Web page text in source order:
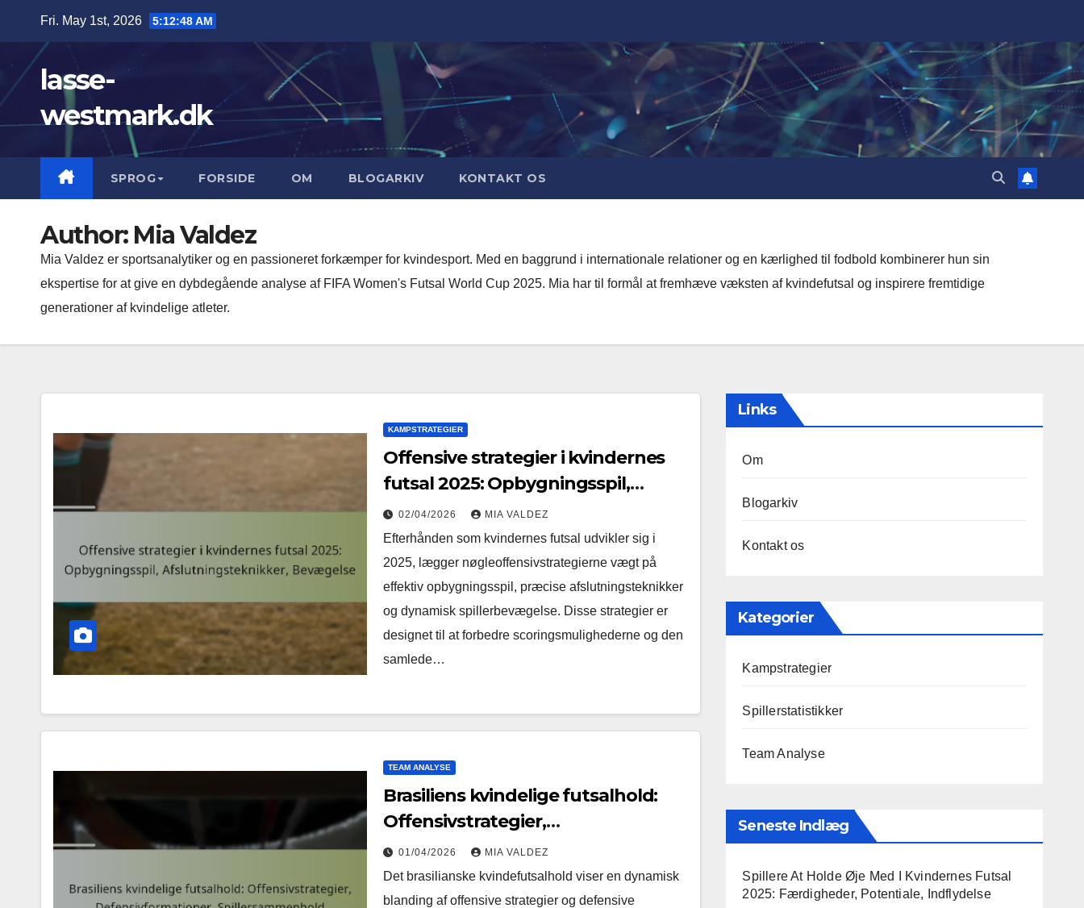
content
Fri. May 1st, 2026 5:12:50 AM
lasse-
westmark.dk
SPROG FORSIDE OM BLOGARKIV KONTAKT OS
Author: Mia Valdez
Mia Valdez er sportsanalytiker og en passioneret forkæmper for kvindesport. Med en baggrund i internationale relationer og en kærlighed til fodbold kombinerer hun sin
ekspertise for at give en dybdegående analyse af FIFA Women's Futsal World Cup 2025. Mia har til formål at fremhæve væksten af kvindefutsal og inspirere fremtidige
generationer af kvindelige atleter.
KAMPSTRATEGIER
Offensive strategier i kvindernes
futsal 2025: Opbygningsspil,
Afslutningsteknikker, Bevægelse
02/04/2026 MIA VALDEZ
Efterhånden som kvindernes futsal udvikler sig i
2025, lægger nøgleoffensivstrategierne vægt på
effektiv opbygningsspil, præcise afslutningsteknikker
og dynamisk spillerbevægelse. Disse strategier er
designet til at forbedre scoringsmulighederne og den
samlede…
TEAM ANALYSE
Brasiliens kvindelige futsalhold:
Offensivstrategier,
Defensivformationer,
Spillersammenhold
01/04/2026 MIA VALDEZ
Det brasilianske kvindefutsalhold viser en dynamisk
blanding af offensive strategier og defensive
Links
Om
Blogarkiv
Kontakt os
Kategorier
Kampstrategier
Spillerstatistikker
Team Analyse
Seneste Indlæg
Spillere At Holde Øje Med I Kvindernes Futsal
2025: Færdigheder, Potentiale, Indflydelse